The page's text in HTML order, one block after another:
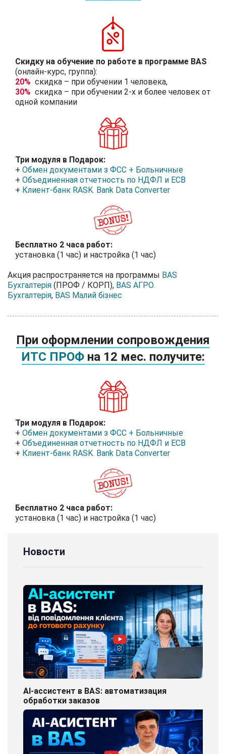
Скидку на обучение по работе в программе BAS
(онлайн-курс, группа):
20% скидка – при обучении 1 человека,
30% скидка – при обучении 2-х и более человек от
одной компании
Три модуля в Подарок:
+ Обмен документами з ФСС + Больничные
+ Объединенная отчетность по НДФЛ и ЕСВ
+ Клиент-банк RASK. Bank Data Сonverter
Бесплатно 2 часа работ:
установка (1 час) и настройка (1 час)
Акция распространяется на программы BAS
Бухгалтерія (ПРОФ / КОРП), BAS АГРО.
Бухгалтерія, BAS Малий бізнес
При оформлении сопровождения
ИТС ПРОФна 12 мес. получите:
Три модуля в Подарок:
+ Обмен документами з ФСС + Больничные
+ Объединенная отчетность по НДФЛ и ЕСВ
+ Клиент-банк RASK. Bank Data Сonverter
Бесплатно 2 часа работ:
установка (1 час) и настройка (1 час)
Новости
AI-ассистент в BAS: автоматизация
обработки заказов